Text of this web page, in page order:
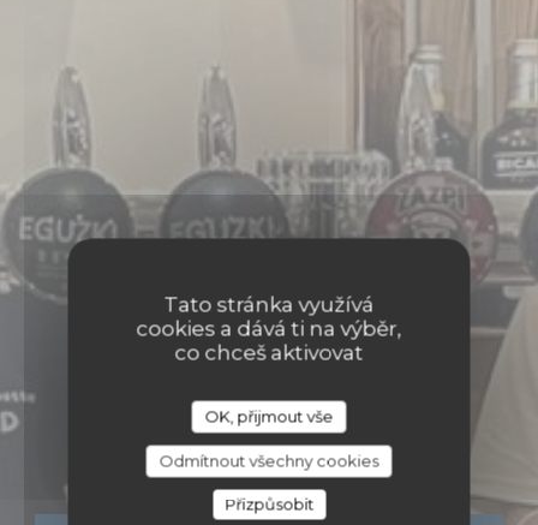
Tato stránka využívá
cookies a dává ti na výběr,
co chceš aktivovat
OK, přijmout vše
Odmítnout všechny cookies
Přizpůsobit
SAUVETERRE DE BÉARN
La Guinguette SUD
LA GUINGUETTE SUD